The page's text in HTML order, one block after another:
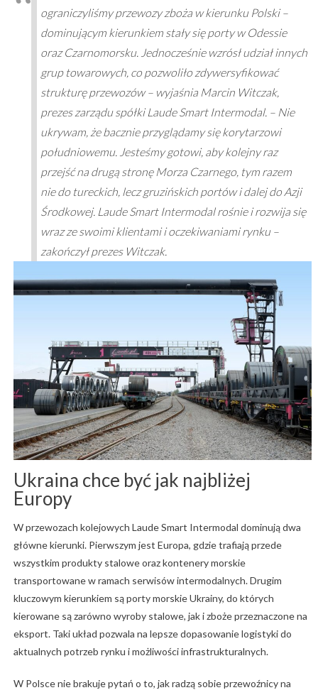
ograniczyliśmy przewozy zboża w kierunku Polski –
dominującym kierunkiem stały się porty w Odessie
oraz Czarnomorsku. Jednocześnie wzrósł udział innych
grup towarowych, co pozwoliło zdywersyfikować
strukturę przewozów – wyjaśnia Marcin Witczak,
prezes zarządu spółki Laude Smart Intermodal. – Nie
ukrywam, że bacznie przyglądamy się korytarzowi
południowemu. Jesteśmy gotowi, aby kolejny raz
przejść na drugą stronę Morza Czarnego, tym razem
nie do tureckich, lecz gruzińskich portów i dalej do Azji
Środkowej. Laude Smart Intermodal rośnie i rozwija się
wraz ze swoimi klientami i oczekiwaniami rynku –
zakończył prezes Witczak.
Ukraina chce być jak najbliżej
Europy
W przewozach kolejowych Laude Smart Intermodal dominują dwa
główne kierunki. Pierwszym jest Europa, gdzie trafiają przede
wszystkim produkty stalowe oraz kontenery morskie
transportowane w ramach serwisów intermodalnych. Drugim
kluczowym kierunkiem są porty morskie Ukrainy, do których
kierowane są zarówno wyroby stalowe, jak i zboże przeznaczone na
eksport. Taki układ pozwala na lepsze dopasowanie logistyki do
aktualnych potrzeb rynku i możliwości infrastrukturalnych.
W Polsce nie brakuje pytań o to, jak radzą sobie przewoźnicy na